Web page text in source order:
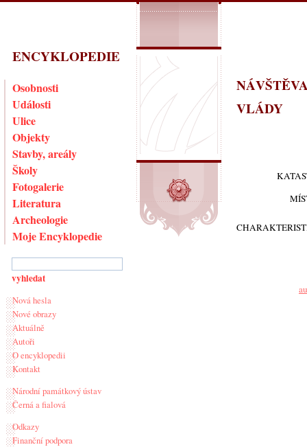
ENCYKLOPEDIE
Osobnosti
Události
Ulice
Objekty
Stavby, areály
Školy
Fotogalerie
Literatura
Archeologie
Moje Encyklopedie
Nová hesla
Nové obrazy
Aktuálně
Autoři
O encyklopedii
Kontakt
Národní památkový ústav
Černá a fialová
Odkazy
Finanční podpora
VLÁDY